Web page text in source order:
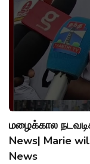
மழைக்கால
News| Marie
News